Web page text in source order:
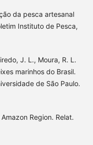
da pesca artesanal
Instituto de Pesca,
J. L., Moura, R. L.
marinhos do Brasil.
de São Paulo.
Region. Relat.